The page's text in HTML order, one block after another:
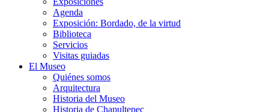
Agenda
Exposición: Bordado, de la virtud
Biblioteca
Servicios
Visitas guiadas
El Museo
Quiénes somos
Arquitectura
Historia del Museo
Historia de Chapultepec